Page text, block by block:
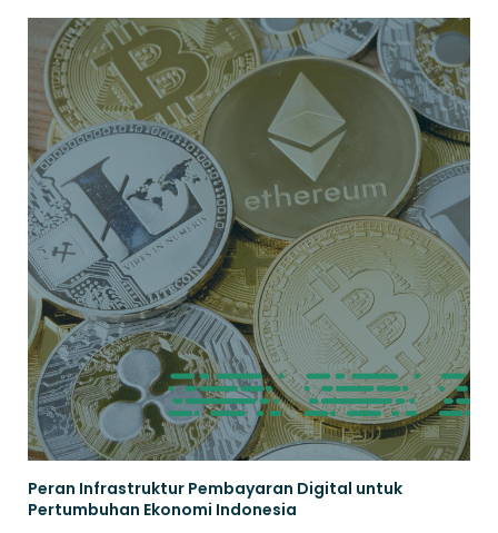
Peran ​​Infrastruktur Pembayaran Digital untuk
Pertumbuhan Ekonomi Indonesia